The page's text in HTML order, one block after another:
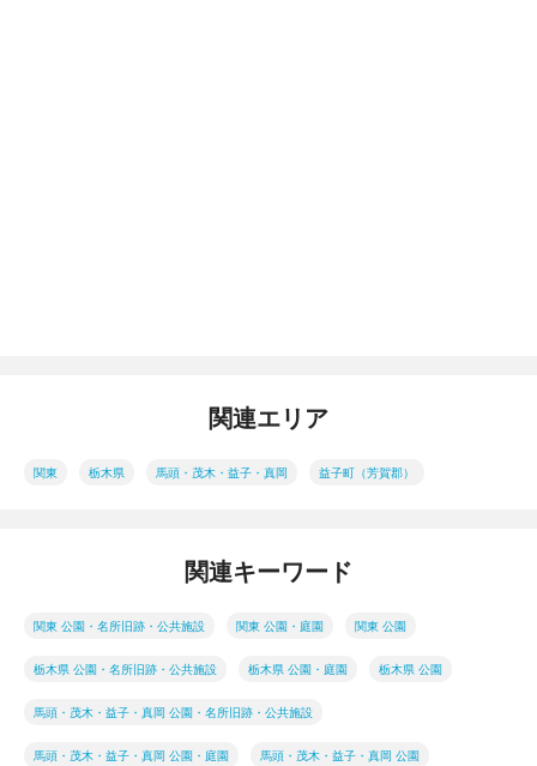
関連エリア
関東 栃木県 馬頭・茂木・益子・真岡 益子町（芳賀郡）
関連キーワード
関東 公園・名所旧跡・公共施設 関東 公園・庭園 関東 公園
栃木県 公園・名所旧跡・公共施設 栃木県 公園・庭園 栃木県 公園
馬頭・茂木・益子・真岡 公園・名所旧跡・公共施設
馬頭・茂木・益子・真岡 公園・庭園 馬頭・茂木・益子・真岡 公園